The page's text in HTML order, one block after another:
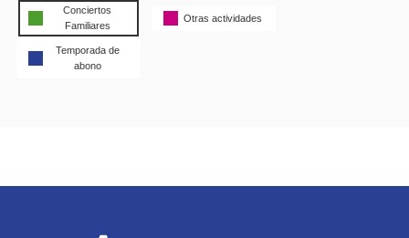
Conciertos
Familiares
Otras actividades
Temporada de
abono